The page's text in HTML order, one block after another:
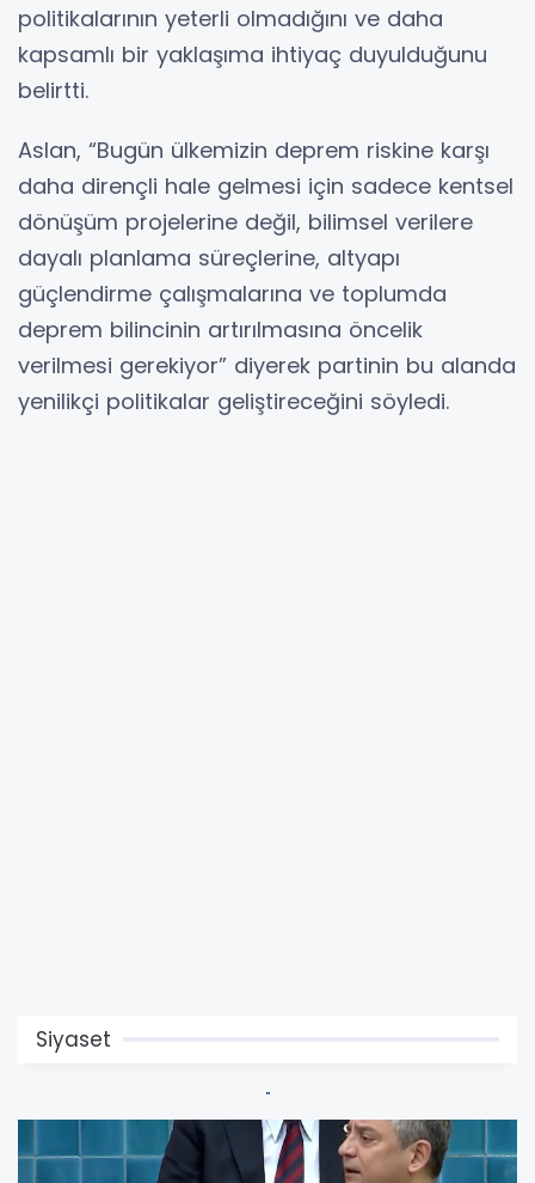
politikalarının yeterli olmadığını ve daha
kapsamlı bir yaklaşıma ihtiyaç duyulduğunu
belirtti.
Aslan, “Bugün ülkemizin deprem riskine karşı
daha dirençli hale gelmesi için sadece kentsel
dönüşüm projelerine değil, bilimsel verilere
dayalı planlama süreçlerine, altyapı
güçlendirme çalışmalarına ve toplumda
deprem bilincinin artırılmasına öncelik
verilmesi gerekiyor” diyerek partinin bu alanda
yenilikçi politikalar geliştireceğini söyledi.
Siyaset